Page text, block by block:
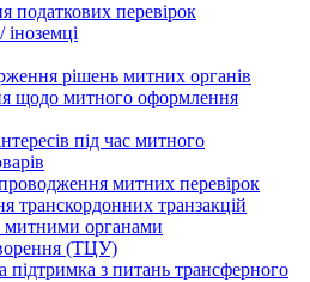
податкових перевірок
іноземці
рішень митних органів
щодо митного оформлення
під час митного
митних перевірок
транскордонних транзакцій
митними органами
(ТЦУ)
підтримка з питань трансферного